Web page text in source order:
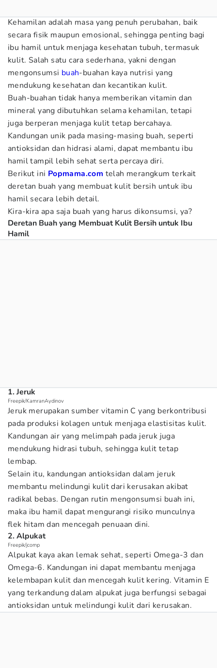
Kehamilan adalah masa yang penuh perubahan, baik
secara fisik maupun emosional, sehingga penting bagi
ibu hamil untuk menjaga kesehatan tubuh, termasuk
kulit. Salah satu cara sederhana, yakni dengan
mengonsumsi buah-buahan kaya nutrisi yang
mendukung kesehatan dan kecantikan kulit.
Buah-buahan tidak hanya memberikan vitamin dan
mineral yang dibutuhkan selama kehamilan, tetapi
juga berperan menjaga kulit tetap bercahaya.
Kandungan unik pada masing-masing buah, seperti
antioksidan dan hidrasi alami, dapat membantu ibu
hamil tampil lebih sehat serta percaya diri.
Berikut ini Popmama.com telah merangkum terkait
deretan buah yang membuat kulit bersih untuk ibu
hamil secara lebih detail.
Kira-kira apa saja buah yang harus dikonsumsi, ya?
Deretan Buah yang Membuat Kulit Bersih untuk Ibu
Hamil
1. Jeruk
Freepik/KamranAydinov
Jeruk merupakan sumber vitamin C yang berkontribusi
pada produksi kolagen untuk menjaga elastisitas kulit.
Kandungan air yang melimpah pada jeruk juga
mendukung hidrasi tubuh, sehingga kulit tetap
lembap.
Selain itu, kandungan antioksidan dalam jeruk
membantu melindungi kulit dari kerusakan akibat
radikal bebas. Dengan rutin mengonsumsi buah ini,
maka ibu hamil dapat mengurangi risiko munculnya
flek hitam dan mencegah penuaan dini.
2. Alpukat
Freepik/jcomp
Alpukat kaya akan lemak sehat, seperti Omega-3 dan
Omega-6. Kandungan ini dapat membantu menjaga
kelembapan kulit dan mencegah kulit kering. Vitamin E
yang terkandung dalam alpukat juga berfungsi sebagai
antioksidan untuk melindungi kulit dari kerusakan.